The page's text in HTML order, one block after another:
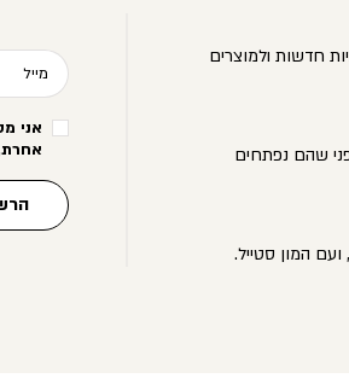
חדשות ולמוצרים
שהם נפתחים
המון סטייל.
מייל
אני